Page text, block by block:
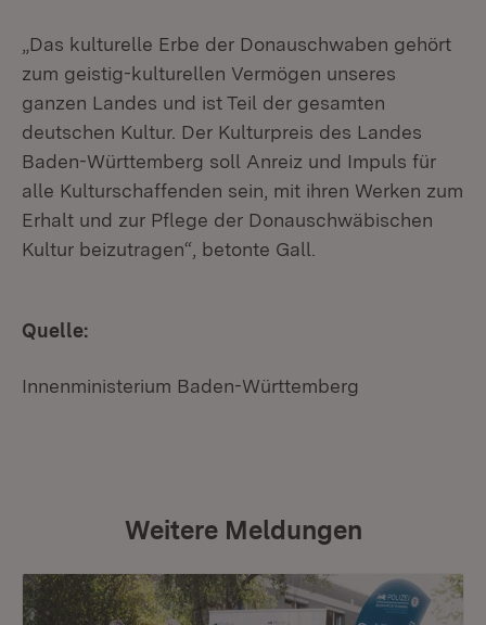
„Das kulturelle Erbe der Donauschwaben gehört
zum geistig-kulturellen Vermögen unseres
ganzen Landes und ist Teil der gesamten
deutschen Kultur. Der Kulturpreis des Landes
Baden-Württemberg soll Anreiz und Impuls für
alle Kulturschaffenden sein, mit ihren Werken zum
Erhalt und zur Pflege der Donauschwäbischen
Kultur beizutragen“, betonte Gall.
Quelle:
Innenministerium Baden-Württemberg
Weitere Meldungen